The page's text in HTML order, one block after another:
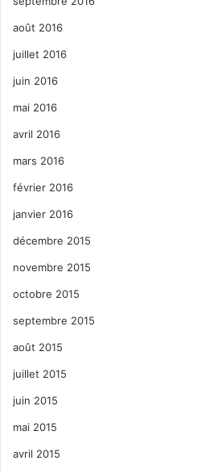
août 2016
juillet 2016
juin 2016
mai 2016
avril 2016
mars 2016
février 2016
janvier 2016
décembre 2015
novembre 2015
octobre 2015
septembre 2015
août 2015
juillet 2015
juin 2015
mai 2015
avril 2015